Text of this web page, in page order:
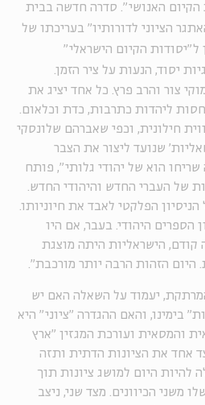
הקיום האנושי". סדרה חדשה בבית
הציוני לדורותיו" בעריכתו של
ל"יסודות הקיום הישראלי"
יסוד, הנעות על ציר הזמן.
צור והרב פרץ. כל אחד יציג את
ליהדות כתרבות, כדת וכלאום.
חילונית, וכפי שאברהם שלונסקי
שנועד ליצור את הצבר
הוא של יהודי גלותי", פותח
של העברי החדש והיהודי החדש.
הפלקטי לאבד את חיוניותו.
הספרים היהודי. בעבר, אם היו
הישראליות היתה מוצגת
היום הזהות הרבה יותר מורכבת".
יעמוד על השאלה האם יש
בימינו, והאם ההגדרה "ציוני" היא
והמסאית ועורכת המגזין "ארץ
אחד את הציונות הדתית ותזה
להיות היום למושג ציונות תוך
משני הכיוונים. מצד שני, ניצב